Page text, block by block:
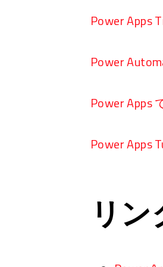
Power Apps
Power
Power Apps
Power Apps
リン